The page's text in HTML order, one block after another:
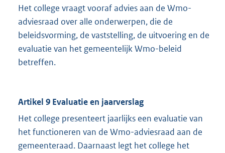
Het college vraagt vooraf advies aan de Wmo-
adviesraad over alle onderwerpen, die de
beleidsvorming, de vaststelling, de uitvoering en de
evaluatie van het gemeentelijk Wmo-beleid
betreffen.
Artikel 9 Evaluatie en jaarverslag
Het college presenteert jaarlijks een evaluatie van
het functioneren van de Wmo-adviesraad aan de
gemeenteraad. Daarnaast legt het college het